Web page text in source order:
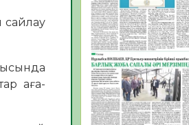
сайлау
аға-
06.08.2026
Инфекциялық
қарсы иммундау
жұмыстарының
06.08.2026
Көкжөтел ауруы